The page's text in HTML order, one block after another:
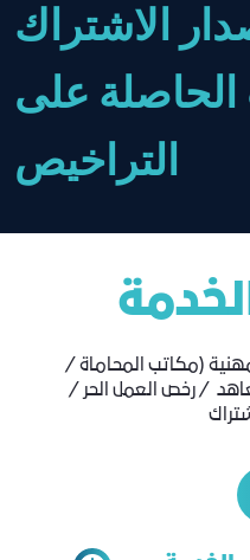
الاشتراك
على
(مكاتب المحاماة /
/ رخص العمل الحر /